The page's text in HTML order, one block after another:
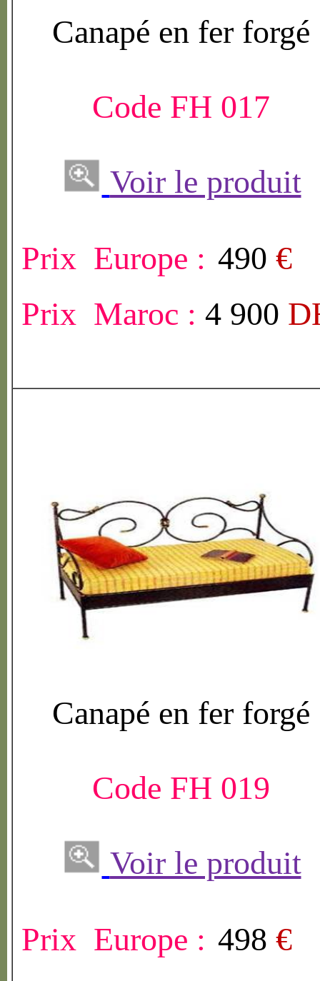
Canapé en fer forgé
Code FH 017
Voir le produit
Prix Europe : 490 €
Prix Maroc : 4 900
Canapé en fer forgé
Code FH 019
Voir le produit
Prix Europe : 498 €